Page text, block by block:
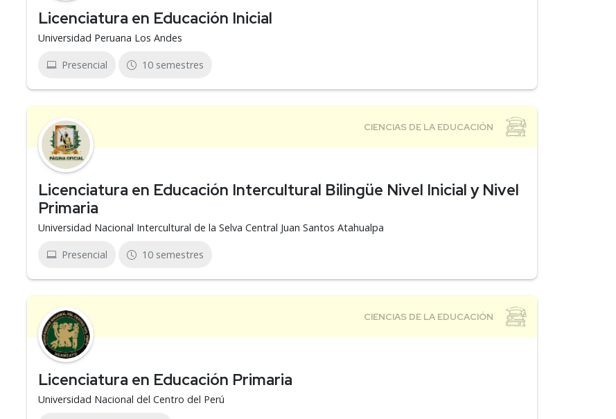
Licenciatura en Educación Inicial
Universidad Peruana Los Andes
Presencial 10 semestres
Licenciatura en Educación Intercultural Bilingüe Nivel Inicial y Nivel
Primaria
Universidad Nacional Intercultural de la Selva Central Juan Santos Atahualpa
Presencial 10 semestres
Licenciatura en Educación Primaria
Universidad Nacional del Centro del Perú